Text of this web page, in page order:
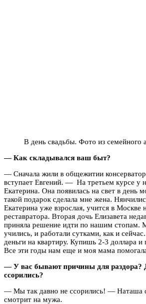
В день свадьбы. Фото из семейного
— Как складывался ваш быт?
— Сначала жили в общежитии
вступает Евгений. — На третьем курсе у
Екатерина. Она появилась на свет в день
такой подарок сделала мне жена.
Екатерина уже взрослая, учится в Москве
реставратора. Вторая дочь Елизавета
приняла решение идти по нашим стопам.
учились, и работали сутками, как и
деньги на квартиру. Купишь 2-3 доллара и
Все эти годы нам еще и моя мама
— У вас бывают причины для раздора?
ссорились?
— Мы так давно не ссорились! — Наташа
смотрит на мужа.